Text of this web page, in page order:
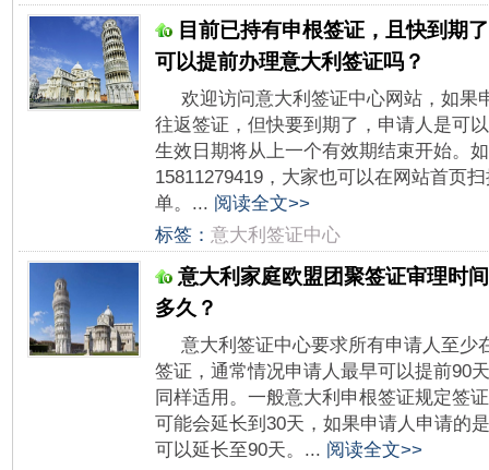
目前已持有申根签证，且快到期
可以提前办理意大利签证吗？
欢迎访问意大利签证中心网站，如果
往返签证，但快要到期了，申请人是可
生效日期将从上一个有效期结束开始。
15811279419，大家也可以在网站首页
单。... 阅读全文>>
标签： 意大利签证中心
意大利家庭欧盟团聚签证审理时
多久？
意大利签证中心要求所有申请人至少
签证，通常情况申请人最早可以提前90
同样适用。一般意大利申根签证规定签
可能会延长到30天，如果申请人申请的
可以延长至90天。... 阅读全文>>